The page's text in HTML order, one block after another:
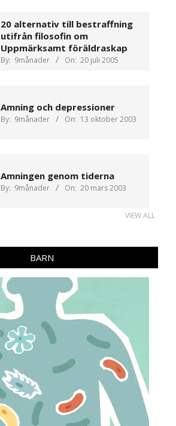
20 alternativ till bestraffning
utifrån filosofin om
Uppmärksamt föräldraskap
By: 9månader On: 20 juli 2005
Amning och depressioner
By: 9månader On: 13 oktober 2003
Amningen genom tiderna
By: 9månader On: 20 mars 2003
VIEW ALL
BARN